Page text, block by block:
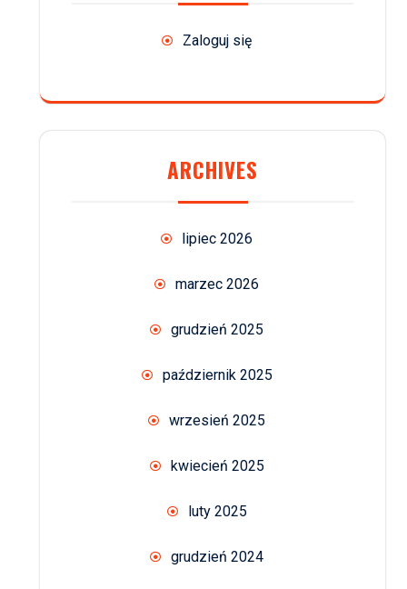
Zaloguj się
ARCHIVES
lipiec 2026
marzec 2026
grudzień 2025
październik 2025
wrzesień 2025
kwiecień 2025
luty 2025
grudzień 2024